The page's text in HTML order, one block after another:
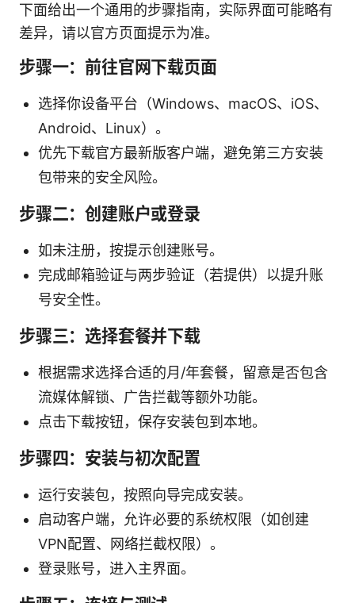
下面给出一个通用的步骤指南，实际界面可能略有
差异，请以官方页面提示为准。
步骤一：前往官网下载页面
选择你设备平台（Windows、macOS、iOS、
Android、Linux）。
优先下载官方最新版客户端，避免第三方安装
包带来的安全风险。
步骤二：创建账户或登录
如未注册，按提示创建账号。
完成邮箱验证与两步验证（若提供）以提升账
号安全性。
步骤三：选择套餐并下载
根据需求选择合适的月/年套餐，留意是否包含
流媒体解锁、广告拦截等额外功能。
点击下载按钮，保存安装包到本地。
步骤四：安装与初次配置
运行安装包，按照向导完成安装。
启动客户端，允许必要的系统权限（如创建
VPN配置、网络拦截权限）。
登录账号，进入主界面。